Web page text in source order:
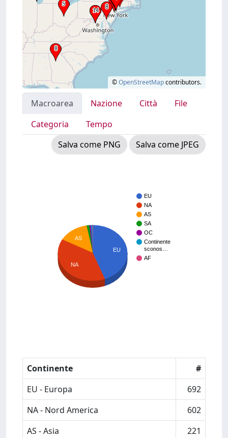
©OpenStreetMapcontributors.
Macroarea Nazione Città
File
Categoria
Tempo
Salva come PNG
Salva come JPEG
EU
NA
AS
SA
OC
Continente
sconos…
AF
EU
AS
NA
Continente
#
EU - Europa
692
NA - Nord America
602
AS - Asia
221